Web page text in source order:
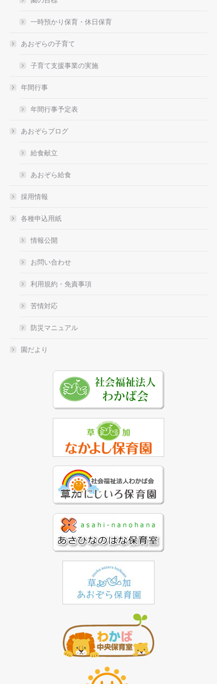
一時預かり保育・休日保育
あおぞらの子育て
子育て支援事業の実施
年間行事
年間行事予定表
あおぞらブログ
給食献立
あおぞら給食
採用情報
各種申込用紙
情報公開
お問い合わせ
利用規約・免責事項
苦情対応
防災マニュアル
園だより